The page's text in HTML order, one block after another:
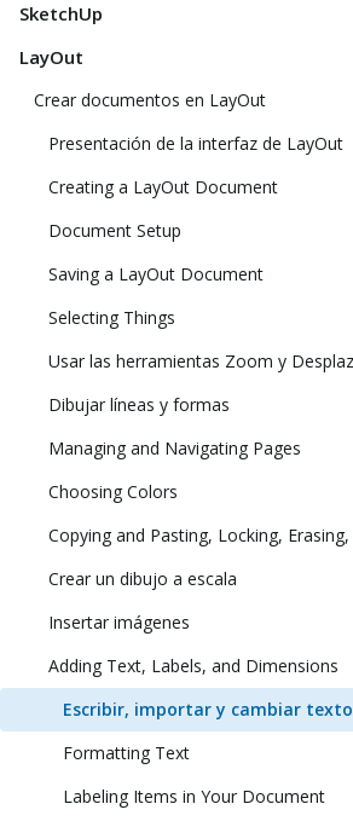
SketchUp
LayOut
Crear documentos en LayOut
Presentación de la interfaz de LayOut
Creating a LayOut Document
Document Setup
Saving a LayOut Document
Selecting Things
Dibujar líneas y formas
Managing and Navigating Pages
Choosing Colors
Crear un dibujo a escala
Insertar imágenes
Adding Text, Labels, and Dimensions
Escribir, importar y cambiar texto
Formatting Text
Labeling Items in Your Document